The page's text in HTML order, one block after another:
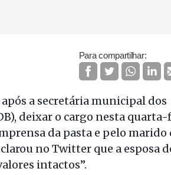
Para compartilhar:
após a secretária municipal dos
deixar o cargo nesta quarta-
da pasta e pelo marido
no Twitter que a esposa
intactos”.